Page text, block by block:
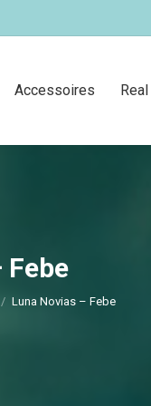
Accessoires
Febe
Luna Novias – Febe